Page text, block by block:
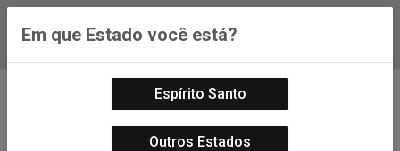
Baixe já nosso APP
Em que Estado você está?
Espírito Santo
Outros Estados